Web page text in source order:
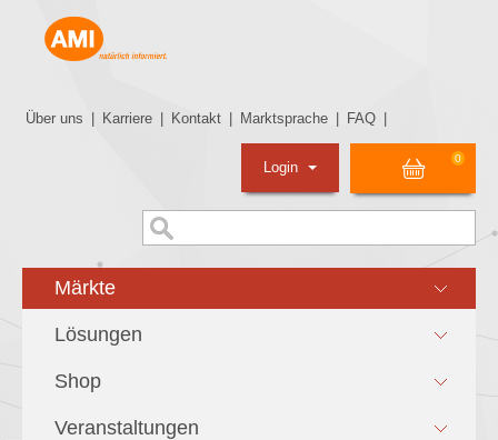
Über uns Karriere Kontakt Marktsprache FAQ
0
Login
Märkte
Lösungen
Shop
Veranstaltungen